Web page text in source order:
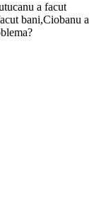
a facut
bani,Ciobanu a